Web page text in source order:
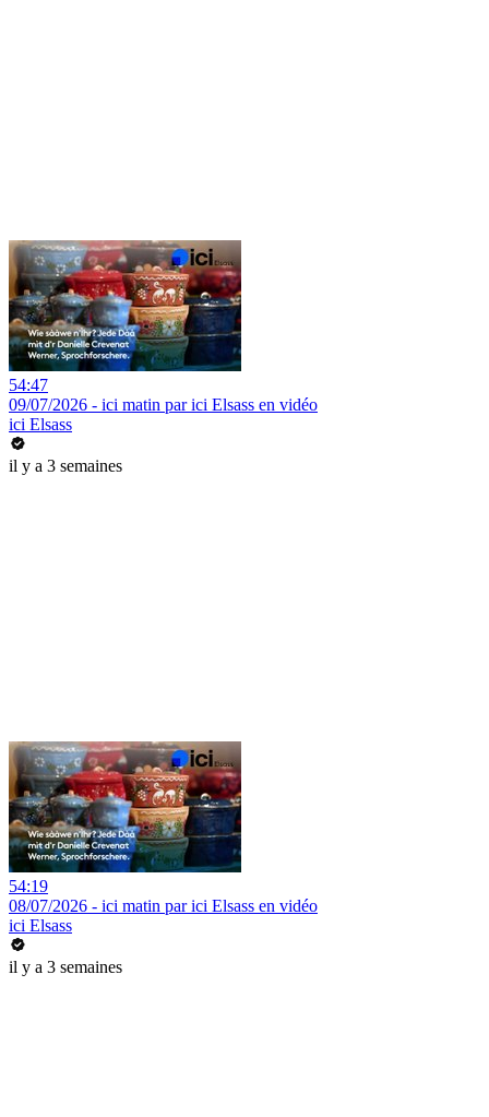
54:47
09/07/2026 - ici matin par ici Elsass en vidéo
ici Elsass
il y a 3 semaines
54:19
08/07/2026 - ici matin par ici Elsass en vidéo
ici Elsass
il y a 3 semaines